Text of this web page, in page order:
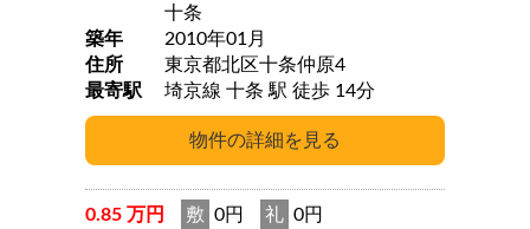
十条
築年
2010年01月
住所
東京都北区十条仲原4
最寄駅
埼京線 十条 駅 徒歩 14分
0.85 万円 敷 0円 礼 0円